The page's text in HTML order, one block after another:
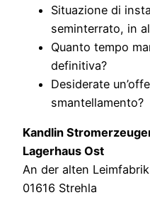
Situazione di
seminterrato, in
Quanto tempo
definitiva?
Desiderate
smantellamento?
Kandlin
Lagerhaus Ost
An der alten
01616 Strehla